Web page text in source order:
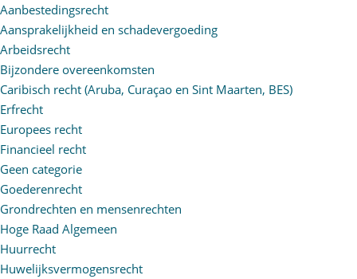
Aanbestedingsrecht
Aansprakelijkheid en schadevergoeding
Arbeidsrecht
Bijzondere overeenkomsten
Caribisch recht (Aruba, Curaçao en Sint Maarten, BES)
Erfrecht
Europees recht
Financieel recht
Geen categorie
Goederenrecht
Grondrechten en mensenrechten
Hoge Raad Algemeen
Huurrecht
Huwelijksvermogensrecht